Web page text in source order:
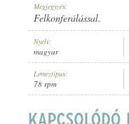
ELŐADÓ: HARMATH ILONA,
Megjegyzés:
Felkonferálással.
Nyelv:
magyar
Lemeztípus:
78 rpm